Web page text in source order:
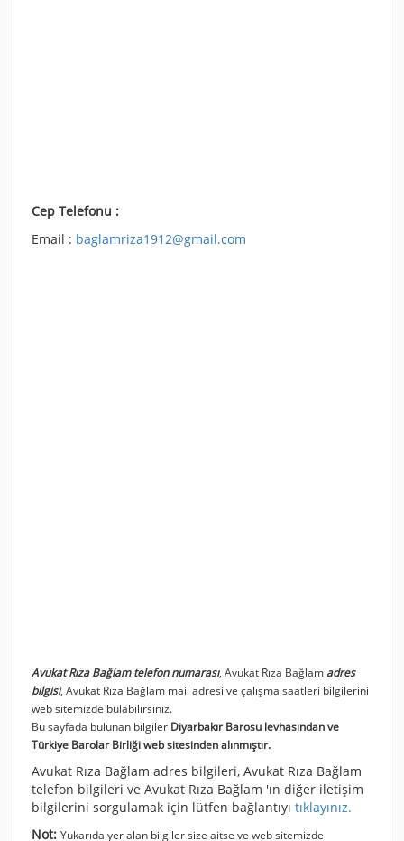
Cep Telefonu :
Email : baglamriza1912@gmail.com
Avukat Rıza Bağlam telefon numarası, Avukat Rıza Bağlam adres
bilgisi, Avukat Rıza Bağlam mail adresi ve çalışma saatleri bilgilerini
web sitemizde bulabilirsiniz.
Bu sayfada bulunan bilgiler Diyarbakır Barosu levhasından ve
Türkiye Barolar Birliği web sitesinden alınmıştır.
Avukat Rıza Bağlam adres bilgileri, Avukat Rıza Bağlam
telefon bilgileri ve Avukat Rıza Bağlam 'ın diğer iletişim
bilgilerini sorgulamak için lütfen bağlantıyı tıklayınız.
Not: Yukarıda yer alan bilgiler size aitse ve web sitemizde